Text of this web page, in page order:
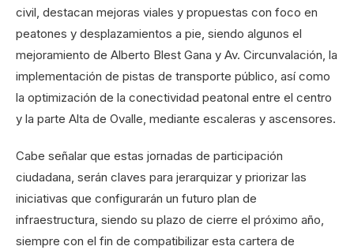
civil, destacan mejoras viales y propuestas con foco en
peatones y desplazamientos a pie, siendo algunos el
mejoramiento de Alberto Blest Gana y Av. Circunvalación, la
implementación de pistas de transporte público, así como
la optimización de la conectividad peatonal entre el centro
y la parte Alta de Ovalle, mediante escaleras y ascensores.
Cabe señalar que estas jornadas de participación
ciudadana, serán claves para jerarquizar y priorizar las
iniciativas que configurarán un futuro plan de
infraestructura, siendo su plazo de cierre el próximo año,
siempre con el fin de compatibilizar esta cartera de